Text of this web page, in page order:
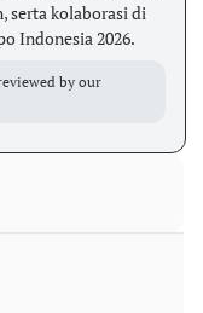
serta kolaborasi di
Indonesia 2026.
by our